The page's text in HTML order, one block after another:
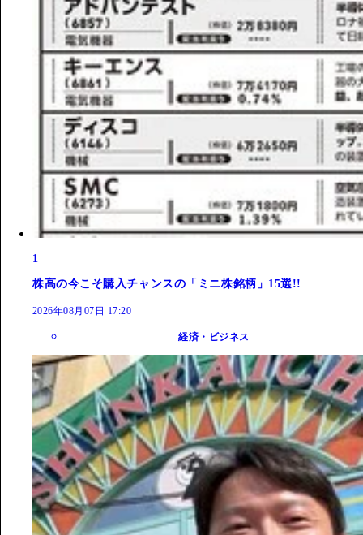
1
株高の今こそ購入チャンスの「ミニ株銘柄」15選!!
2026年08月07日 17:20
経済・ビジネス